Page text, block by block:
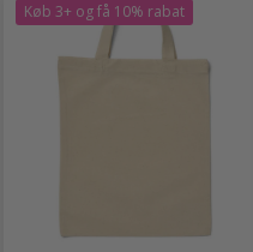
Køb 3+ og få 10% rabat